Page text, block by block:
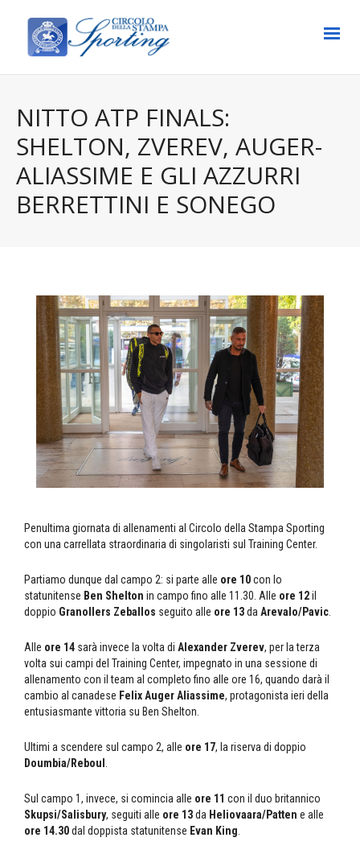
NITTO ATP FINALS:
SHELTON, ZVEREV, AUGER-
ALIASSIME E GLI AZZURRI
BERRETTINI E SONEGO
Penultima giornata di allenamenti al Circolo della Stampa Sporting
con una carrellata straordinaria di singolaristi sul Training Center.
Partiamo dunque dal campo 2: si parte alle ore 10con lo
statunitense Ben Shelton in campo fino alle 11.30. Alle ore 12il
doppio Granollers Zeballos seguito alle ore 13da Arevalo/Pavic
Alle ore 14 sarà invece la volta di Alexander Zverev, per la terza
volta sui campi del Training Center, impegnato in una sessione di
allenamento con il team al completo fino alle ore 16, quando darà il
cambio al canadese Felix Auger Aliassime, protagonista ieri della
entusiasmante vittoria su Ben Shelton.
Ultimi a scendere sul campo 2, alle ore 17, la riserva di doppio
Doumbia/Reboul
Sul campo 1, invece, si comincia alle ore 11 con il duo britannico
Skupsi/Salisbury, seguiti alle ore 13da Heliovaara/Patten e alle
ore 14.30dal doppista statunitense Evan King